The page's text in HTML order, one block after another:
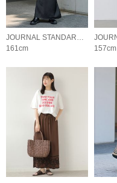
JOURNAL STANDARD relume LADYS
161cm
157cm